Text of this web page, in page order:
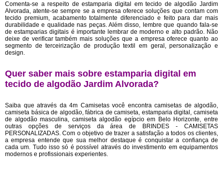
Comenta-se a respeito de estamparia digital em tecido de algodão Jardim
Alvorada, atente-se sempre se a empresa oferece soluções que contam com
tecido premium, acabamento totalmente diferenciado e feito para dar mais
durabilidade e qualidade nas peças. Além disso, lembre que quando fala-se
de estamparias digitais é importante lembrar de moderno e alto padrão. Não
deixe de verificar também mais soluções que a empresa oferece quanto ao
segmento de terceirização de produção textil em geral, personalização e
design.
Quer saber mais sobre estamparia digital em
tecido de algodão Jardim Alvorada?
Saiba que através da 4m Camisetas você encontra camisetas de algodão,
camiseta básica de algodão, fábrica de camiseta, estamparia digital, camiseta
de algodão masculina, camiseta algodão egípcio em Belo Horizonte, entre
outras opções de serviços da área de BRINDES - CAMISETAS
PERSONALIZADAS. Com o objetivo de trazer a satisfação a todos os clientes,
a empresa entende que sua melhor destaque é conquistar a confiança de
cada um. Tudo isso só é possível através do investimento em equipamentos
modernos e profissionais experientes.